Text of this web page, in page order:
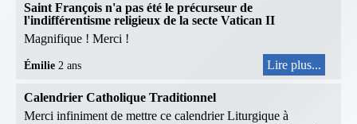
Saint François n'a pas été le précurseur de
l'indifférentisme religieux de la secte Vatican II
Magnifique ! Merci !
Émilie 2 ans Lire plus...
Calendrier Catholique Traditionnel
Merci infiniment de mettre ce calendrier Liturgique à